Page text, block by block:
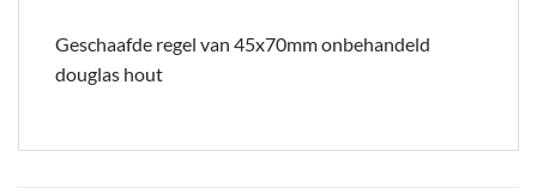
Geschaafde regel van 45x70mm onbehandeld
douglas hout